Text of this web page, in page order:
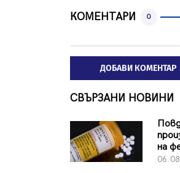
КОМЕНТАРИ 0
ДОБАВИ КОМЕНТАР
СВЪРЗАНИ НОВИНИ
на